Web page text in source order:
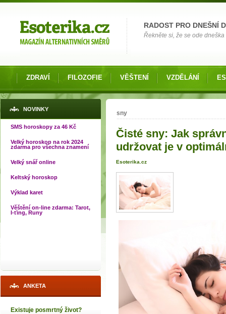
RADOST PRO DNEŠNÍ
Řekněte si, že se ode
ZDRAVÍ FILOZOFIE VĚŠTENÍ VZDĚLÁNÍ
NOVINKY
SMS horoskopy za 46 Kč
Velký horoskop na rok 2024
zdarma pro všechna znamení
Velký snář online
Keltský horoskop
Výklad karet
Věštění on-line zdarma: Tarot,
I-ťing, Runy
ANKETA
Existuje posmrtný život?
sny
Čisté sny: Jak
udržovat je v
Esoterika.cz